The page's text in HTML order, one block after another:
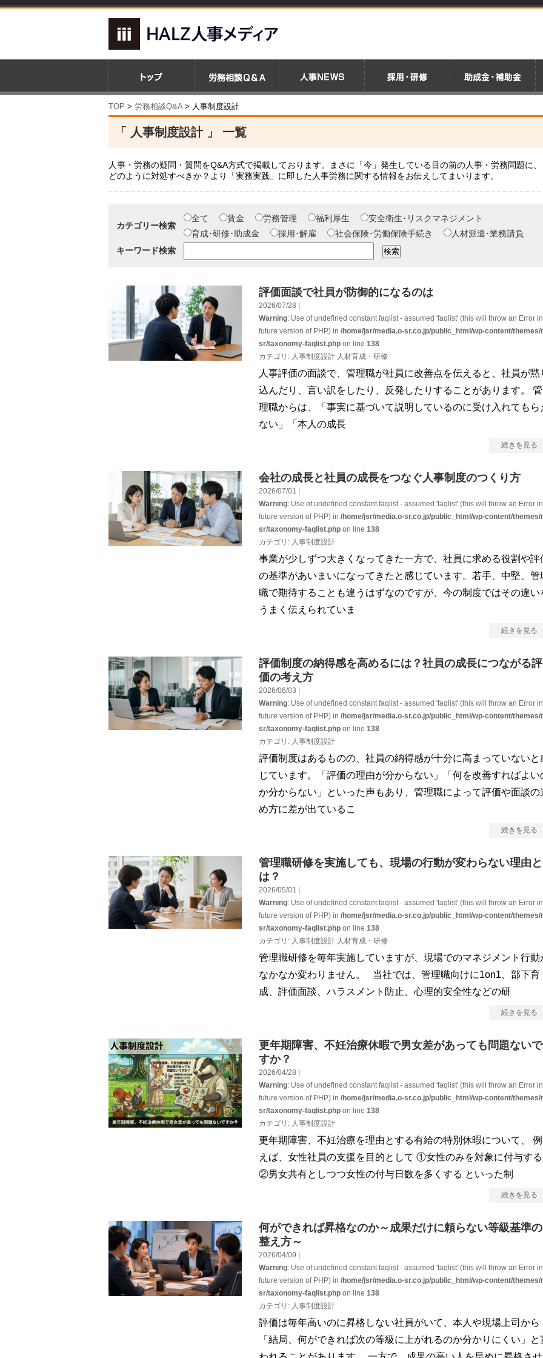
TOP > 労務相談Q&A> 人事制度設計
「 人事制度設計 」 一覧
人事・労務の疑問・質問をQ&A方式で掲載しております。まさに「今」発生している目の前の人事・労務問題に、
どのように対処すべきか？より「実務実践」に即した人事労務に関する情報をお伝えしてまいります。
カテゴリー検索
全て 賃金 労務管理 福利厚生
安全衛生･リスクマネジメント
育成･研修･助成金
採用･解雇 社会保険･労働保険手続き
人材派遣･業務請負
キーワード検索
評価面談で社員が防御的になるのは
2026/07/28 |
Warning: Use of undefined constant faqlist - assumed 'faqlist' (this will throw an Error
future version of PHP) in /home/jsr/media.o-sr.co.jp/public_html/wp-content/themes/
sr/taxonomy-faqlist.php on line 138
カテゴリ: 人事制度設計 人材育成・研修
人事評価の面談で、管理職が社員に改善点を伝えると、社員が黙
込んだり、言い訳をしたり、反発したりすることがあります。 管
理職からは、「事実に基づいて説明しているのに受け入れてもら
ない」「本人の成長
続きを見る
会社の成長と社員の成長をつなぐ人事制度のつくり方
2026/07/01 |
Warning: Use of undefined constant faqlist - assumed 'faqlist' (this will throw an Error
future version of PHP) in /home/jsr/media.o-sr.co.jp/public_html/wp-content/themes/
sr/taxonomy-faqlist.php on line 138
カテゴリ: 人事制度設計
事業が少しずつ大きくなってきた一方で、社員に求める役割や評
の基準があいまいになってきたと感じています。若手、中堅、管
職で期待することも違うはずなのですが、今の制度ではその違い
うまく伝えられていま
続きを見る
評価制度の納得感を高めるには？社員の成長につながる評
価の考え方
2026/06/03 |
Warning: Use of undefined constant faqlist - assumed 'faqlist' (this will throw an Error
future version of PHP) in /home/jsr/media.o-sr.co.jp/public_html/wp-content/themes/
sr/taxonomy-faqlist.php on line 138
カテゴリ: 人事制度設計
評価制度はあるものの、社員の納得感が十分に高まっていないと
じています。「評価の理由が分からない」「何を改善すればよい
か分からない」といった声もあり、管理職によって評価や面談の
め方に差が出ているこ
続きを見る
管理職研修を実施しても、現場の行動が変わらない理由と
は？
2026/05/01 |
Warning: Use of undefined constant faqlist - assumed 'faqlist' (this will throw an Error
future version of PHP) in /home/jsr/media.o-sr.co.jp/public_html/wp-content/themes/
sr/taxonomy-faqlist.php on line 138
カテゴリ: 人事制度設計 人材育成・研修
管理職研修を毎年実施していますが、現場でのマネジメント行動
なかなか変わりません。 当社では、管理職向けに1on1、部下育
成、評価面談、ハラスメント防止、心理的安全性などの研
続きを見る
更年期障害、不妊治療休暇で男女差があっても問題ないで
すか？
2026/04/28 |
Warning: Use of undefined constant faqlist - assumed 'faqlist' (this will throw an Error
future version of PHP) in /home/jsr/media.o-sr.co.jp/public_html/wp-content/themes/
sr/taxonomy-faqlist.php on line 138
カテゴリ: 人事制度設計
更年期障害、不妊治療を理由とする有給の特別休暇について、 例
えば、女性社員の支援を目的として ①女性のみを対象に付与する
②男女共有としつつ女性の付与日数を多くする といった制
続きを見る
何ができれば昇格なのか～成果だけに頼らない等級基準の
整え方～
2026/04/09 |
Warning: Use of undefined constant faqlist - assumed 'faqlist' (this will throw an Error
future version of PHP) in /home/jsr/media.o-sr.co.jp/public_html/wp-content/themes/
sr/taxonomy-faqlist.php on line 138
カテゴリ: 人事制度設計
評価は毎年高いのに昇格しない社員がいて、本人や現場上司から
「結局、何ができれば次の等級に上がれるのか分かりにくい」と